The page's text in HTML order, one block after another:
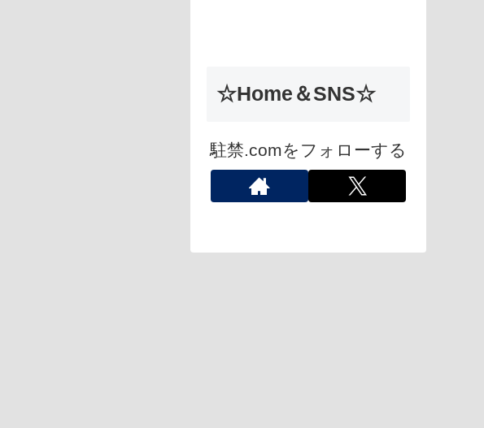
☆Home＆SNS☆
駐禁.comをフォローする